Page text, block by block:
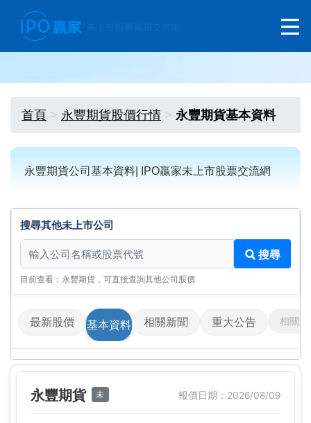
首頁 永豐期貨股價行情 永豐期貨基本資料
永豐期貨公司基本資料| IPO贏家未上市股票交流網
搜尋其他未上市公司
搜尋其他未上市公司
搜尋
目前查看：永豐期貨，可直接查詢其他公司股價
最新股價 基本資料 相關新聞 重大公告 相關影
永豐期貨 未 報價日期：2026/08/09